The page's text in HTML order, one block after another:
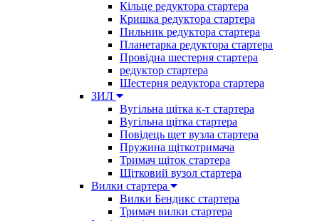
Кільце редуктора стартера
Кришка редуктора стартера
Пильник редуктора стартера
Планетарка редуктора стартера
Провідна шестерня стартера
редуктор стартера
Шестерня редуктора стартера
ЗИЛ
Вугільна щітка к-т стартера
Вугільна щітка стартера
Повідець щет вузла стартера
Пружина щіткотримача
Тримач щіток стартера
Щітковий вузол стартера
Вилки стартера
Вилки Бендикс стартера
Тримач вилки стартера